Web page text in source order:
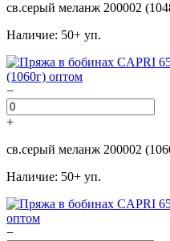
св.серый меланж 200002
Наличие: 50+ уп.
−
+
св.серый меланж 200002
Наличие: 50+ уп.
−